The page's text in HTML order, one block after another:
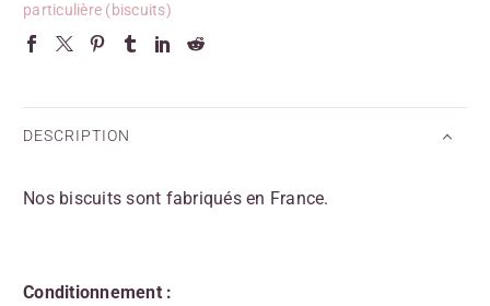
particulière (biscuits)
DESCRIPTION
Nos biscuits sont fabriqués en France.
Conditionnement :